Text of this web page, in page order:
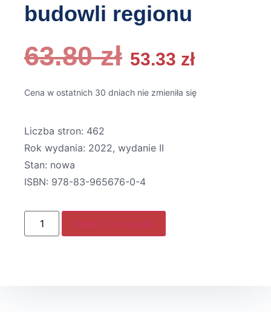
budowli regionu
63.80zł 53.33 zł
Cena w ostatnich 30 dniach nie zmieniła się
Liczba stron: 462
Rok wydania: 2022, wydanie II
Stan: nowa
ISBN: 978-83-965676-0-4
Dodaj do koszyka